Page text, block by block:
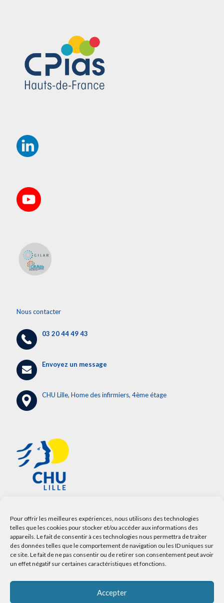
Pour offrir les meilleures expériences, nous utilisons des technologies
telles que les cookies pour stocker et/ou accéder aux informations des
appareils. Le fait de consentir à ces technologies nous permettra de traiter
des données telles que le comportement de navigation ou les ID uniques sur
ce site. Le fait de ne pas consentir ou de retirer son consentement peut avoir
un effet négatif sur certaines caractéristiques et fonctions.
Accepter
Nous contacter
03 20 44 49 43
Envoyez un message
CHU Lille, Home des infirmiers, 4ème étage